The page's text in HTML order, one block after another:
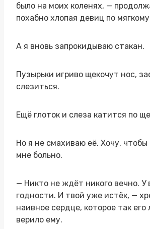
было на моих коленях, —
похабно хлопая девиц по
А я вновь запрокидываю стакан.
Пузырьки игриво щекочут нос,
слезиться.
Ещё глоток и слеза катится по
Но я не смахиваю её. Хочу, чтобы
мне больно.
— Никто не ждёт никого вечно. У
годности. И твой уже истёк, —
наивное сердце, которое так его
верило ему.